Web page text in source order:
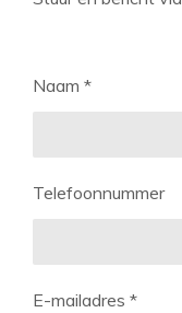
Naam *
Telefoonnummer
E-mailadres *